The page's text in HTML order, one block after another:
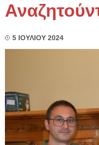
5 ΙΟΥΛΙΟΥ 2024